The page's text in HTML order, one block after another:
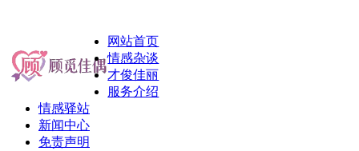
网站首页
情感杂谈
才俊佳丽
服务介绍
情感驿站
新闻中心
免责声明